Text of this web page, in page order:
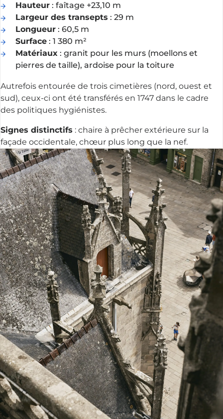
Hauteur : faîtage +23,10 m
Largeur des transepts : 29 m
Longueur : 60,5 m
Surface : 1 380 m²
Matériaux : granit pour les murs (moellons et
pierres de taille), ardoise pour la toiture
Autrefois entourée de trois cimetières (nord, ouest et
sud), ceux-ci ont été transférés en 1747 dans le cadre
des politiques hygiénistes.
Signes distinctifs : chaire à prêcher extérieure sur la
façade occidentale, chœur plus long que la nef.